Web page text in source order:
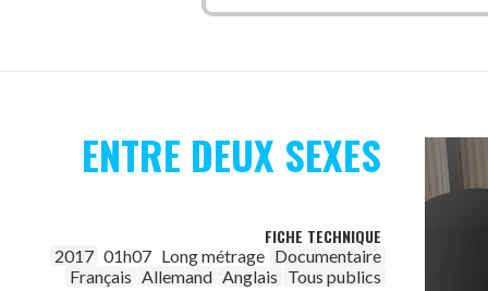
ENTRE DEUX SEXES
FICHE TECHNIQUE
2017 01h07 Long métrage Documentaire
Français Allemand Anglais Tous publics